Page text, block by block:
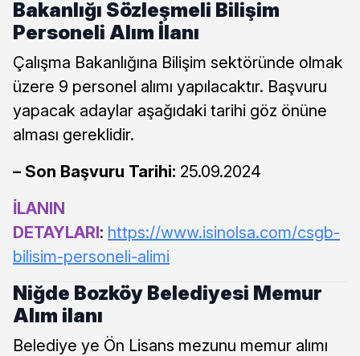
Bakanlığı Sözleşmeli Bilişim
Personeli Alım İlanı
Çalışma Bakanlığına Bilişim sektöründe olmak
üzere 9 personel alımı yapılacaktır. Başvuru
yapacak adaylar aşağıdaki tarihi göz önüne
alması gereklidir.
– Son Başvuru Tarihi: 25.09.2024
İLANIN
DETAYLARI: https://www.isinolsa.com/csgb-
bilisim-personeli-alimi
Niğde Bozköy Belediyesi Memur
Alım ilanı
Belediye ye Ön Lisans mezunu memur alımı